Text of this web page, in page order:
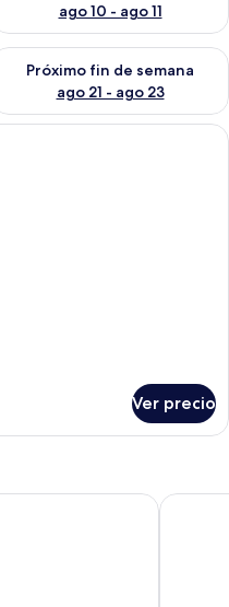
ago 10 - ago 11
fin de semana ago 14 -
Próximo fin de semana
ago 21 - ago 23
la disponibilidad
habitación de hotel con una
Ver precio
The